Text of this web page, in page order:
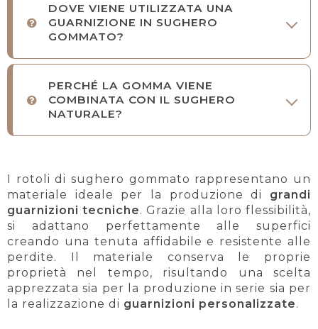
DOVE VIENE UTILIZZATA UNA
GUARNIZIONE IN SUGHERO
GOMMATO?
PERCHÉ LA GOMMA VIENE
COMBINATA CON IL SUGHERO
NATURALE?
I rotoli di sughero gommato rappresentano un
materiale ideale per la produzione di grandi
guarnizioni tecniche. Grazie alla loro flessibilità,
si adattano perfettamente alle superfici
creando una tenuta affidabile e resistente alle
perdite. Il materiale conserva le proprie
proprietà nel tempo, risultando una scelta
apprezzata sia per la produzione in serie sia per
la realizzazione di guarnizioni personalizzate.